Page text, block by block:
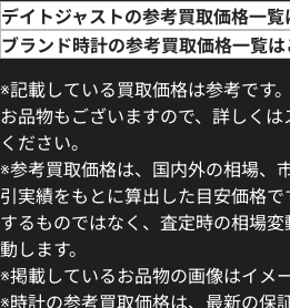
イトジャスト 41 126300 ス
ー
デイトジャストの参考買取価格一覧
ブランド時計の参考買取価格一覧は
※記載している買取価格は参考です
お品物もございますので、詳しく
ください。
※参考買取価格は、国内外の相場、
引実績をもとに算出した目安価格
するものではなく、査定時の相場
動します。
※掲載しているお品物の画像はイメ
※時計の参考買取価格は、最新の保